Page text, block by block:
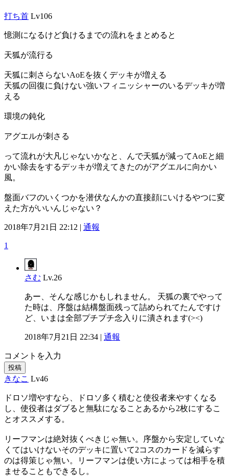
打ち首 Lv106
憶測になるけど負けるまでの流れをまとめると
天狐が流行る
天狐に刺さらないAoEを抜くデッキが増える
天狐の回復に負けない強いフィニッシャーのいるデッキが増
える
環境の鈍化
アグエルが刺さる
って流れが大凡じゃないかなと、んで天狐が減ってAoEと細
かい除去をするデッキが増えてきたのがアグエルに向かい
風。
盤面バフのいくつかを潜伏なんかの直接顔にいけるやつに変
えた方がいいんじゃない？
2018年7月21日 22:12 | 通報
1
さむ Lv.26
あー、そんな感じかもしれません。 天狐の裏でやって
た時は、序盤は結構盤面残って詰められてたんですけ
ど、いまは全部プチプチ念入りに潰されます(><)
2018年7月21日 22:34 | 通報
コメントを入力
投稿
きなこ Lv46
ドロソ増やすなら、ドロソ多く積むと使役者来やすくなる
し、使役者はダブると無駄になることあるから2枚にするこ
とオススメする。
リーフマンは絶対抜くべきじゃ無い。序盤から安定していな
くてはいけないそのデッキに置いて2コスのカードを減らす
のは得策じゃ無い。リーフマンは使い方によっては相手を積
ませることもできるし。